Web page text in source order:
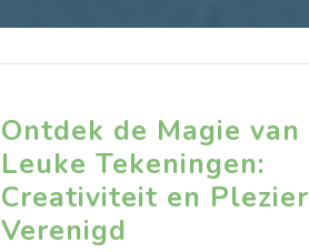
Ontdek de Magie van
Leuke Tekeningen:
Creativiteit en Plezier
Verenigd